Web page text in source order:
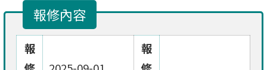
報修內容
報
報